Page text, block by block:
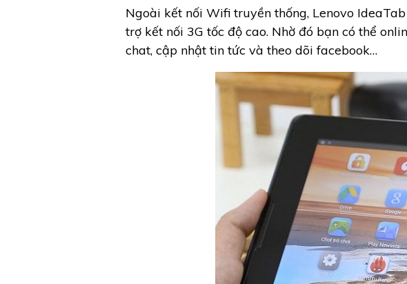
Ngoài kết nối Wifi truyền thống, Lenovo
trợ kết nối 3G tốc độ cao. Nhờ đó bạn có thể
chat, cập nhật tin tức và theo dõi facebook…